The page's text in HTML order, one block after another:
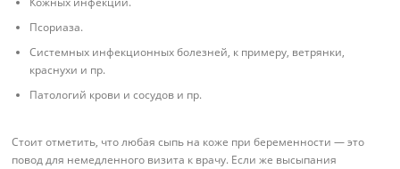
Псориаза.
Системных инфекционных болезней, к примеру, ветрянки,
краснухи и пр.
Патологий крови и сосудов и пр.
Стоит отметить, что любая сыпь на коже при беременности — это
повод для немедленного визита к врачу. Если же высыпания